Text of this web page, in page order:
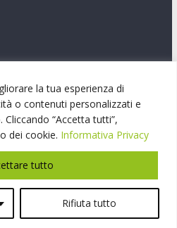
la tua esperienza di
o contenuti personalizzati e
“Accetta tutti”,
dei cookie. Informativa Privacy
Rifiuta tutto
tutto